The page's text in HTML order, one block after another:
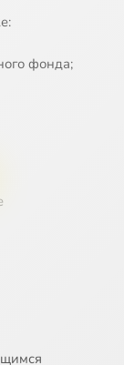
фонда;